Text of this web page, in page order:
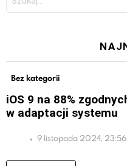
Bez kategorii
iOS 9 na 88%
w adaptacji systemu
9 listopada 2024, 23:56